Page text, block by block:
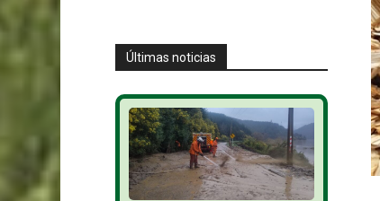
Últimas noticias